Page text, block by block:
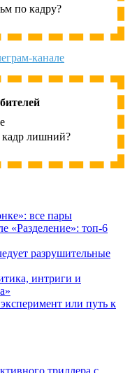
по кадру?
канале
кадр лишний?
все пары
«Разделение»: топ-6
разрушительные
интриги и
или путь к
триллера с